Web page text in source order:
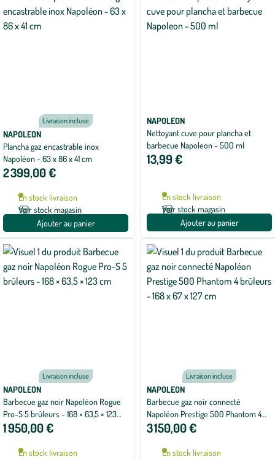
Livraison incluse
NAPOLEON
Plancha gaz encastrable inox
Napoléon - 63 x 86 x 41 cm
2 399,00 €
En stock livraison
Voir stock magasin
Ajouter au panier
NAPOLEON
Nettoyant cuve pour plancha et
barbecue Napoleon - 500 ml
13,99 €
En stock livraison
Voir stock magasin
Ajouter au panier
Livraison incluse
NAPOLEON
Barbecue gaz noir Napoléon Rogue
Pro-S 5 brûleurs - 168 × 63,5 × 123
cm
1 950,00 €
En stock livraison
Livraison incluse
NAPOLEON
Barbecue gaz noir connecté
Napoléon Prestige 500 Phantom 4
brûleurs - 168 x 67 x 127 cm
3 150,00 €
En stock livraison